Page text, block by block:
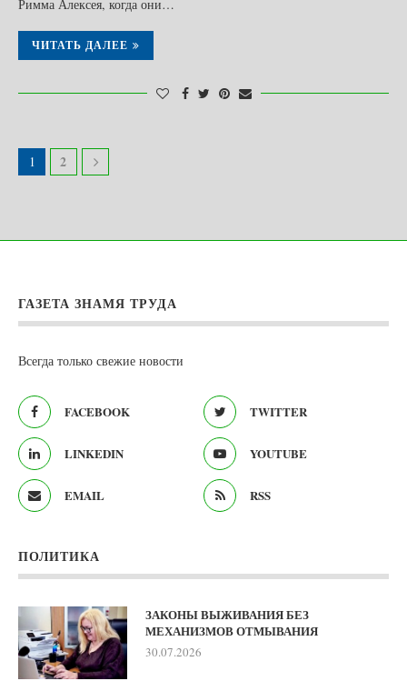
Римма Алексея, когда они…
ЧИТАТЬ ДАЛЕЕ
1 2
ГАЗЕТА ЗНАМЯ ТРУДА
Всегда только свежие новости
FACEBOOK TWITTER
LINKEDIN YOUTUBE
EMAIL RSS
ПОЛИТИКА
ЗАКОНЫ ВЫЖИВАНИЯ БЕЗ
МЕХАНИЗМОВ ОТМЫВАНИЯ
30.07.2026